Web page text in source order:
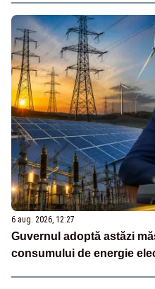
6 aug. 2026, 12:27
Guvernul adoptă astăzi
consumului de energie